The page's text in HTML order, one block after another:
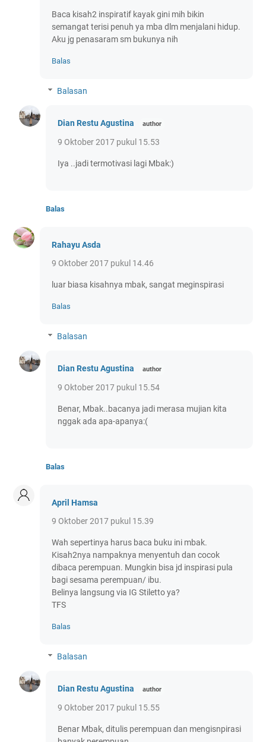
Baca kisah2 inspiratif kayak gini mih bikin
semangat terisi penuh ya mba dlm menjalani hidup.
Aku jg penasaram sm bukunya nih
Balas
Balasan
Dian Restu Agustina
9 Oktober 2017 pukul 15.53
Iya ..jadi termotivasi lagi Mbak:)
Balas
Rahayu Asda
9 Oktober 2017 pukul 14.46
luar biasa kisahnya mbak, sangat meginspirasi
Balas
Balasan
Dian Restu Agustina
9 Oktober 2017 pukul 15.54
Benar, Mbak..bacanya jadi merasa mujian kita
nggak ada apa-apanya:(
Balas
April Hamsa
9 Oktober 2017 pukul 15.39
Wah sepertinya harus baca buku ini mbak.
Kisah2nya nampaknya menyentuh dan cocok
dibaca perempuan. Mungkin bisa jd inspirasi pula
bagi sesama perempuan/ ibu.
Belinya langsung via IG Stiletto ya?
TFS
Balas
Balasan
Dian Restu Agustina
9 Oktober 2017 pukul 15.55
Benar Mbak, ditulis perempuan dan mengisnpirasi